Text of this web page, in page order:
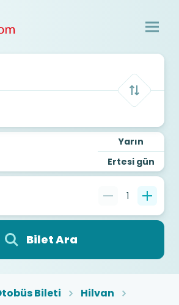
Yarın
Ertesi gün
1
Bilet Ara
Bileti
Hilvan